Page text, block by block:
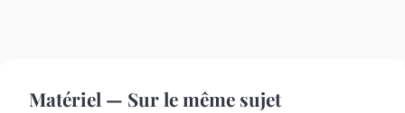
Matériel — Sur le même sujet